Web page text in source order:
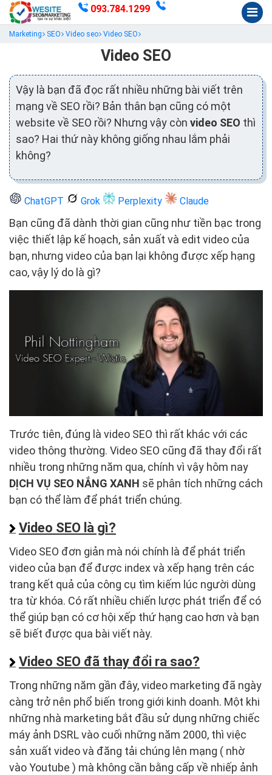
093.784.1299
Marketing SEO Video seo Video SEO
Video SEO
Vậy là bạn đã đọc rất nhiều những bài viết trên
mạng về SEO rồi? Bản thân bạn cũng có một
website về SEO rồi? Nhưng vậy còn video SEO thì
sao? Hai thứ này không giống nhau lắm phải
không?
ChatGPT Grok Perplexity Claude
Bạn cũng đã dành thời gian cũng như tiền bạc trong
việc thiết lập kế hoạch, sản xuất và edit video của
bạn, nhưng video của bạn lại không được xếp hạng
cao, vậy lý do là gì?
Trước tiên, đúng là video SEO thì rất khác với các
video thông thường. Video SEO cũng đã thay đổi rất
nhiều trong những năm qua, chính vì vậy hôm nay
DỊCH VỤ SEO NẮNG XANH sẽ phân tích những cách
bạn có thể làm để phát triển chúng.
Video SEO là gì?
Video SEO đơn giản mà nói chính là để phát triển
video của bạn để được index và xếp hạng trên các
trang kết quả của công cụ tìm kiếm lúc người dùng
tra từ khóa. Có rất nhiều chiến lược phát triển để có
thể giúp bạn có cơ hội xếp thứ hạng cao hơn và bạn
sẽ biết được qua bài viết này.
Video SEO đã thay đổi ra sao?
Trong những năm gần đây, video marketing đã ngày
càng trở nên phổ biến trong giới kinh doanh. Một khi
những nhà marketing bắt đầu sử dụng những chiếc
máy ảnh DSRL vào cuối những năm 2000, thì việc
sản xuất video và đăng tải chúng lên mạng ( nhờ
vào Youtube ) mà không cần bằng cấp về nhiếp ảnh